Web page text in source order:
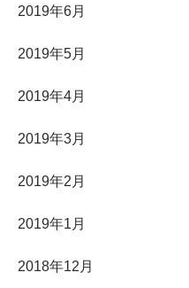
2019年6月
2019年5月
2019年4月
2019年3月
2019年2月
2019年1月
2018年12月